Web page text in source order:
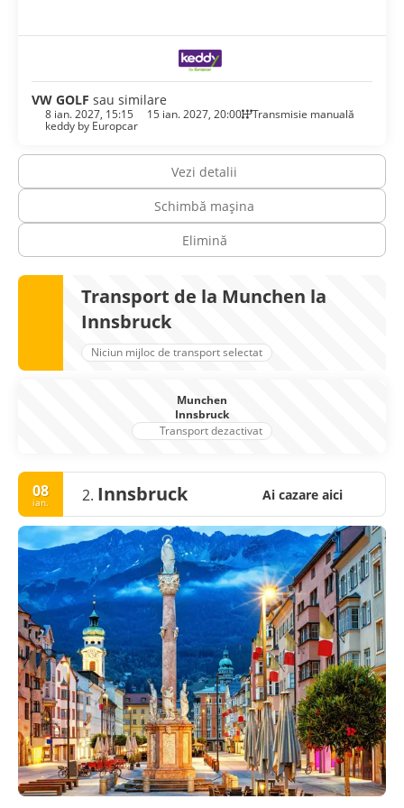
VW GOLF sau similare
8 ian. 2027, 15:15 15 ian. 2027, 20:00 Transmisie manuală
keddy by Europcar
Vezi detalii
Schimbă mașina
Elimină
Transport de la Munchen la
Innsbruck
Niciun mijloc de transport selectat
Munchen
Innsbruck
Transport dezactivat
08
ian. 2. Innsbruck Ai cazare aici